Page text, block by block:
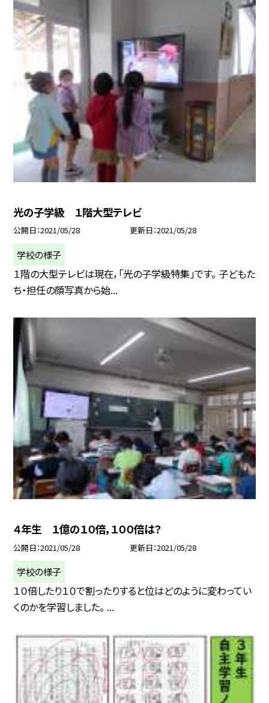
光の子学級 １階大型テレビ
公開日 2021/05/28 更新日 2021/05/28
学校の様子
１階の大型テレビは現在，「光の子学級特集」です。 子どもた
ち・担任の顔写真から始...
４年生 １億の１０倍，１００倍は？
公開日 2021/05/28 更新日 2021/05/28
学校の様子
１０倍したり１０で割ったりすると位はどのように変わってい
くのかを学習しました。 ...